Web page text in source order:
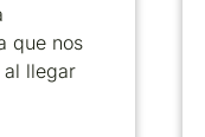
que nos
al llegar